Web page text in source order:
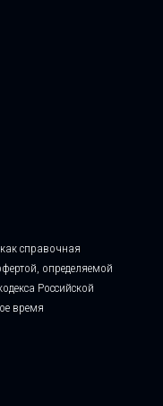
справочная
определяемой
Российской
время